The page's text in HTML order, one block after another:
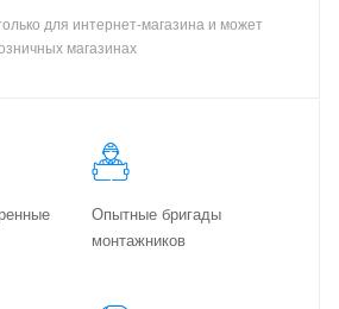
для интернет-магазина и может
магазинах
Опытные бригады
монтажников